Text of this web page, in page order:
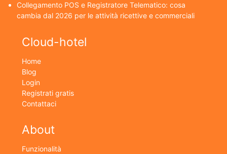
Collegamento POS e Registratore Telematico: cosa
cambia dal 2026 per le attività ricettive e commerciali
Cloud-hotel
Home
Blog
Login
Registrati gratis
Contattaci
About
Funzionalità